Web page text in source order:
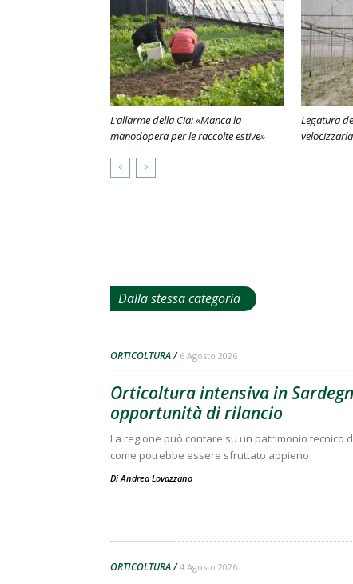
L’allarme della Cia: «Manca la
manodopera per le raccolte estive»
Legatura
velocizzarla
Dalla stessa categoria
ORTICOLTURA 6 Agosto 2026
Orticoltura intensiva in
opportunità di rilancio
La regione può contare su un patrimonio tecnico
come potrebbe essere sfruttato appieno
DiAndrea Lovazzano
ORTICOLTURA 4 Agosto 2026